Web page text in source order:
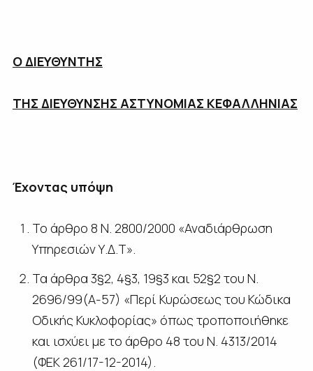
Ο ΔΙΕΥΘΥΝΤΗΣ
ΤΗΣ ΔΙΕΥΘΥΝΣΗΣ ΑΣΤΥΝΟΜΙΑΣ ΚΕΦΑΛΛΗΝΙΑΣ
Έχοντας υπόψη
Το άρθρο 8 Ν. 2800/2000 «Αναδιάρθρωση
Υπηρεσιών Υ.Δ.Τ».
Τα άρθρα 3§2, 4§3, 19§3 και 52§2 του Ν.
2696/99(Α-57) «Περί Κυρώσεως του Κώδικα
Οδικής Κυκλοφορίας» όπως τροποποιήθηκε
και ισχύει με το άρθρο 48 του Ν. 4313/2014
(ΦΕΚ 261/17-12-2014).